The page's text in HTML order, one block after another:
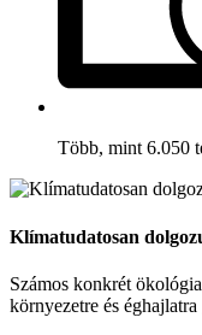
Több, mint 6.050
Klímatudatosan
Számos konkrét
környezetre és